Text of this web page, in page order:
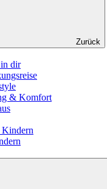
Zurück
dir
& Komfort